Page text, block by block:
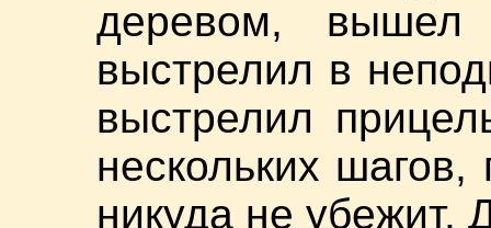
деревом,
выстрелил в
выстрелил
нескольких
никуда не убежит.